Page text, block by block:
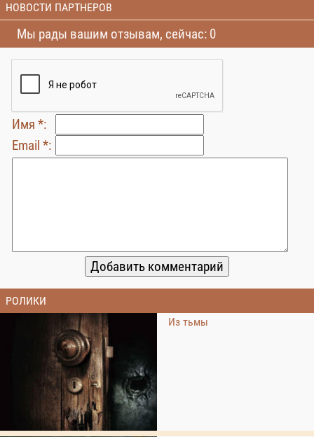
НОВОСТИ ПАРТНЕРОВ
Мы рады вашим отзывам, сейчас: 0
Имя *:
Email *:
РОЛИКИ
Из тьмы